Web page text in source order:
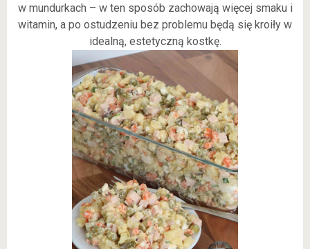
w mundurkach – w ten sposób zachowają więcej smaku i
witamin, a po ostudzeniu bez problemu będą się kroiły w
idealną, estetyczną kostkę.